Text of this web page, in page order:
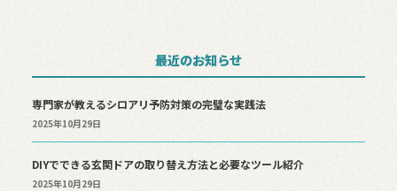
最近のお知らせ
専門家が教えるシロアリ予防対策の完璧な実践法
2025年10月29日
DIYでできる玄関ドアの取り替え方法と必要なツール紹介
2025年10月29日